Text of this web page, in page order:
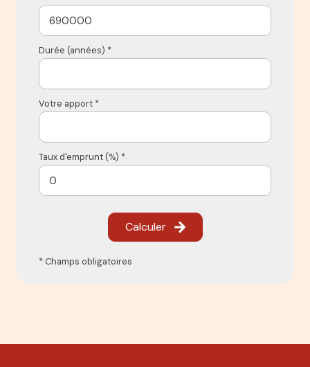
Durée (années) *
Votre apport *
Taux d'emprunt (%) *
Calculer
* Champs obligatoires